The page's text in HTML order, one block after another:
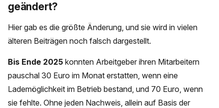
geändert?
Hier gab es die größte Änderung, und sie wird in vielen
älteren Beiträgen noch falsch dargestellt.
Bis Ende 2025 konnten Arbeitgeber ihren Mitarbeitern
pauschal 30 Euro im Monat erstatten, wenn eine
Lademöglichkeit im Betrieb bestand, und 70 Euro, wenn
sie fehlte. Ohne jeden Nachweis, allein auf Basis der